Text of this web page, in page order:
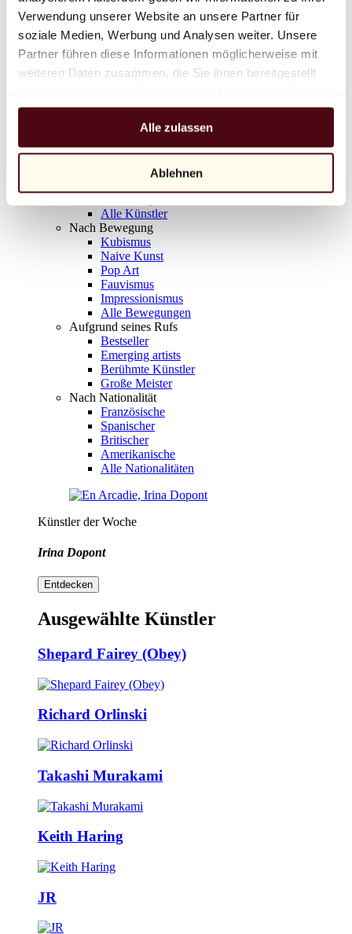
Verwendung unserer Website an unsere Partner für
soziale Medien, Werbung und Analysen weiter. Unsere
Partner führen diese Informationen möglicherweise mit
weiteren Daten zusammen, die Sie ihnen bereitgestellt
gesammelt haben.
Alle zulassen
Ablehnen
Balloon Dog (Orange)
Jeff Koons
10.000 €
Entdecken
Alle Bildhauer
Alle Fotografen
Alle Künstler
Nach Bewegung
Kubismus
Naive Kunst
Pop Art
Fauvismus
Impressionismus
Alle Bewegungen
Aufgrund seines Rufs
Bestseller
Emerging artists
Berühmte Künstler
Große Meister
Nach Nationalität
Französische
Spanischer
Britischer
Amerikanische
Alle Nationalitäten
Künstler der Woche
Irina Dopont
Entdecken
Ausgewählte Künstler
Shepard Fairey (Obey)
Richard Orlinski
Takashi Murakami
Keith Haring
JR